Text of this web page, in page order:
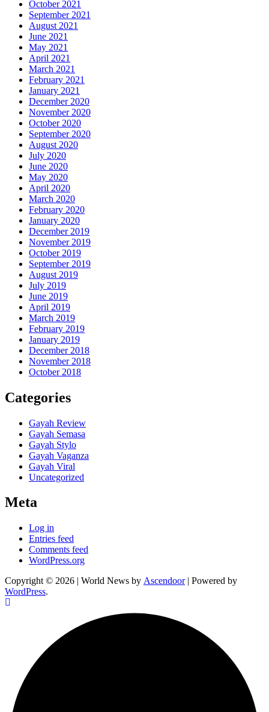
October 2021
September 2021
August 2021
June 2021
May 2021
April 2021
March 2021
February 2021
January 2021
December 2020
November 2020
October 2020
September 2020
August 2020
July 2020
June 2020
May 2020
April 2020
March 2020
February 2020
January 2020
December 2019
November 2019
October 2019
September 2019
August 2019
July 2019
June 2019
April 2019
March 2019
February 2019
January 2019
December 2018
November 2018
October 2018
Categories
Gayah Review
Gayah Semasa
Gayah Stylo
Gayah Vaganza
Gayah Viral
Uncategorized
Meta
Log in
Entries feed
Comments feed
WordPress.org
Copyright © 2026 | World News by Ascendoor| Powered by
WordPress.